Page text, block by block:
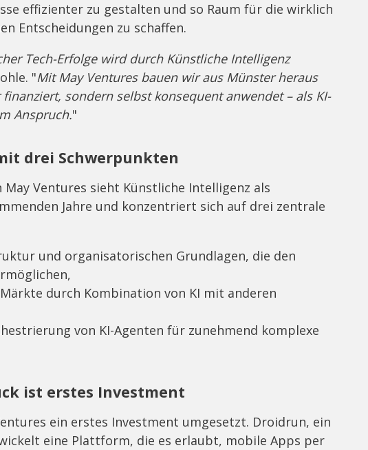
effizienter zu gestalten und so Raum für die wirklich
Entscheidungen zu schaffen.
Tech-Erfolge wird durch Künstliche Intelligenz
"Mit May Ventures bauen wir aus Münster heraus
sondern selbst konsequent anwendet – als KI-
Anspruch."
drei Schwerpunkten
Ventures sieht Künstliche Intelligenz als
Jahre und konzentriert sich auf drei zentrale
und organisatorischen Grundlagen, die den
durch Kombination von KI mit anderen
von KI-Agenten für zunehmend komplexe
ist erstes Investment
ein erstes Investment umgesetzt. Droidrun, ein
eine Plattform, die es erlaubt, mobile Apps per